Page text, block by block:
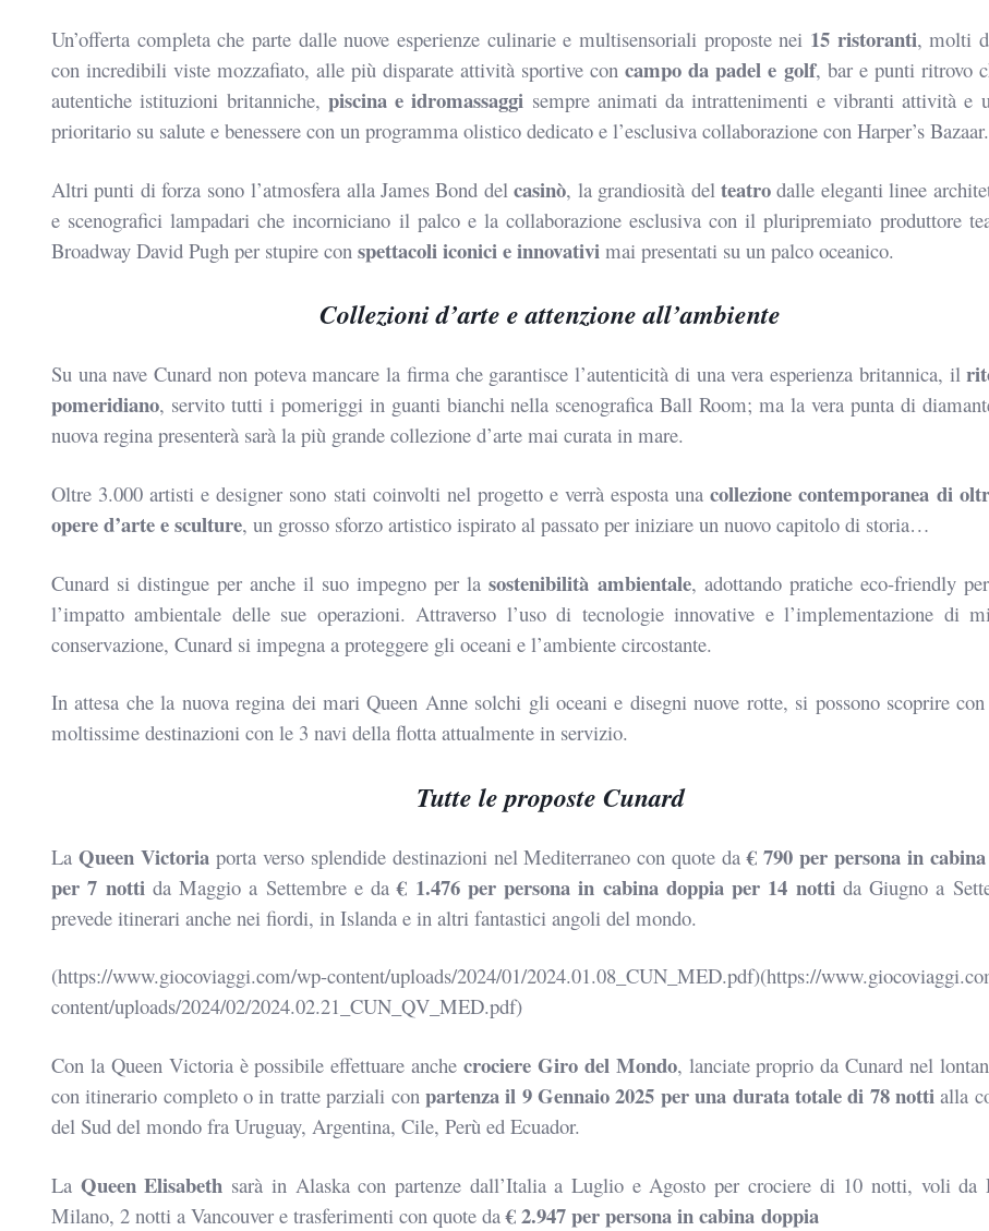
Un’offerta completa che parte dallenuove esperienze culinarie e multisensoriali proposte nei 15 ristoranti, molti
con incredibili viste mozzafiato, allepiù disparate attività sportive concampo da padel e golf, bar e punti ritrovo
autentiche istituzioni britanniche, piscina eidromassaggi sempre animati da intrattenimenti e vibranti attività e
prioritario su salute e benessere con un programma olistico dedicato e l’esclusiva collaborazione con Harper’s Bazaar.
Altri punti di forza sonol’atmosfera alla James Bond delcasinò, la grandiosità delteatro dalle eleganti linee
e scenografici lampadariche incorniciano il palco e la collaborazione esclusiva con ilpluripremiato produttore
Broadway David Pugh per stupire con spettacoli iconici e innovativi mai presentati su un palco oceanico.
Collezioni d’arte e attenzione all’ambiente
Su una nave Cunard non poteva mancare la firma che garantiscel’autenticità di una vera esperienza britannica, il
pomeridiano, servito tutti i pomeriggi in guanti bianchi nella scenografica Ball Room; ma la vera punta di
nuova regina presenterà sarà la più grande collezione d’arte mai curata in mare.
Oltre 3.000 artisti e designer sono stati coinvolti nel progetto e verrà esposta unacollezione contemporanea di
opere d’arte e sculture, un grosso sforzo artistico ispirato al passato per iniziare un nuovo capitolo di storia…
Cunard si distingue per anche il suo impegno per lasostenibilità ambientale, adottando pratiche eco-friendly
l’impattoambientale delle sue operazioni. Attraverso l’uso di tecnologieinnovative e l’implementazione di
conservazione, Cunard si impegna a proteggere gli oceani e l’ambiente circostante.
In attesa che la nuova regina dei mari Queen Anne solchi gli oceani e disegni nuove rotte, si possono scoprire
moltissime destinazioni con le 3 navi della flotta attualmente in servizio.
Tutte le proposte Cunard
La Queen Victoriaporta verso splendide destinazioni nel Mediterraneocon quote da€ 790 per persona in
per 7 notti da Maggio a Settembre e da€ 1.476 per persona in cabina doppia per 14 notti da Giugno a
prevede itinerari anche nei fiordi, in Islanda e in altri fantastici angoli del mondo.
(https://www.giocoviaggi.com/wp-content/uploads/2024/01/2024.01.08_CUN_MED.pdf)(https://
content/uploads/2024/02/2024.02.21_CUN_QV_MED.pdf)
Con la Queen Victoria è possibile effettuare anche crociere Giro del Mondo, lanciate proprio da Cunard nel
con itinerario completo o in tratte parziali con partenza il 9 Gennaio 2025 per una durata totale di 78 notti alla
del Sud del mondo fra Uruguay, Argentina, Cile, Perù ed Ecuador.
La Queen Elisabeth sarà in Alaska con partenze dall’Italia a Luglio e Agosto per crociere di 10 notti, voli da
Milano, 2 notti a Vancouver e trasferimenti con quote da€ 2.947 per persona in cabina doppia